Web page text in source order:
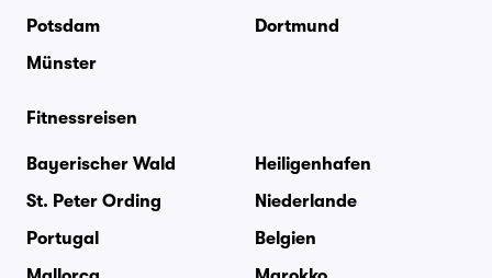
Potsdam
Dortmund
Münster
Fitnessreisen
Bayerischer Wald
Heiligenhafen
St. Peter Ording
Niederlande
Portugal
Belgien